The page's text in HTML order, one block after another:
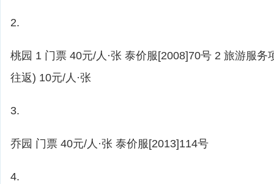
2.
桃园 1 门票 40元/人·张 泰价服[2008]70号 2 旅游服务
往返) 10元/人·张
3.
乔园 门票 40元/人·张 泰价服[2013]114号
4.